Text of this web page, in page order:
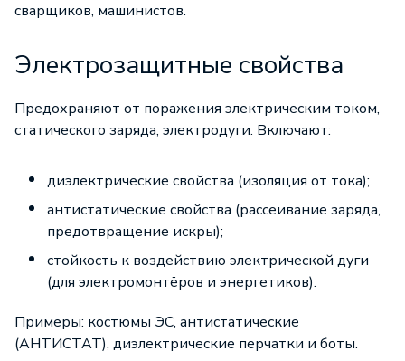
сварщиков, машинистов.
Электрозащитные свойства
Предохраняют от поражения электрическим током,
статического заряда, электродуги. Включают:
диэлектрические свойства (изоляция от тока);
антистатические свойства (рассеивание заряда,
предотвращение искры);
стойкость к воздействию электрической дуги
(для электромонтёров и энергетиков).
Примеры: костюмы ЭС, антистатические
(АНТИСТАТ), диэлектрические перчатки и боты.